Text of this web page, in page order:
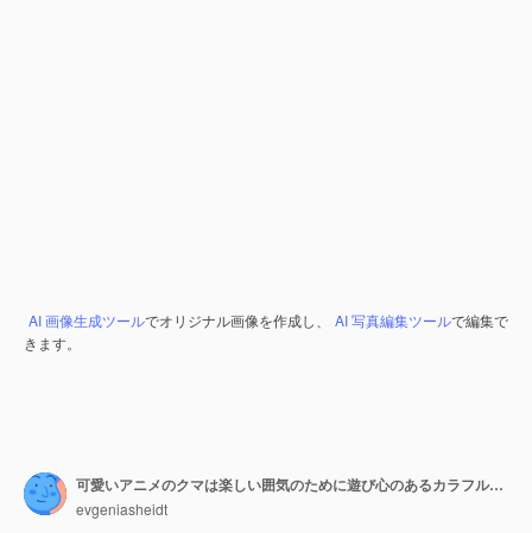
AI 画像生成ツールでオリジナル画像を作成し、 AI 写真編集ツールで編集で
きます。
可愛いアニメのクマは楽しい囲気のために遊び心のあるカラフルなデザインで子供たちを遊ばせます
evgeniasheidt